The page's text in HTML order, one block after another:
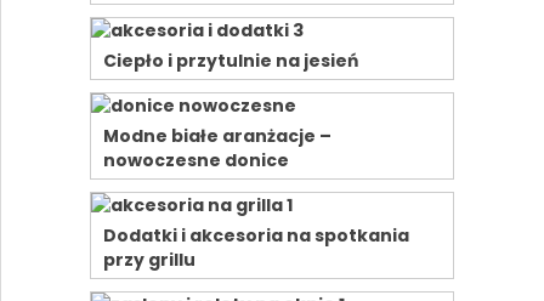
Ciepło i przytulnie na jesień
Modne białe aranżacje –
nowoczesne donice
Dodatki i akcesoria na spotkania
przy grillu